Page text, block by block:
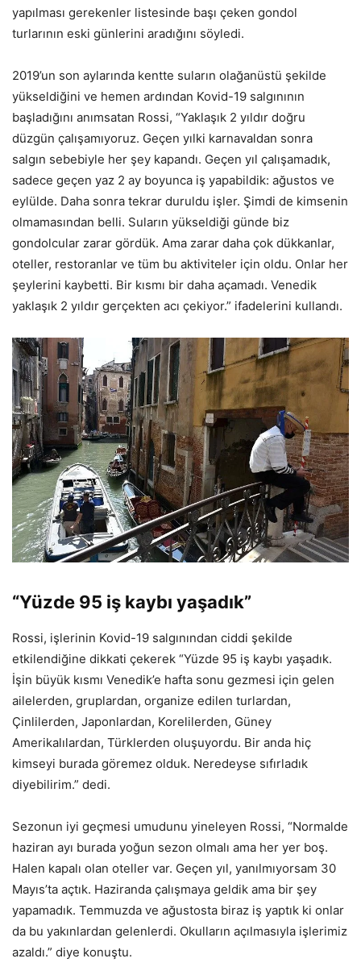
yapılması gerekenler listesinde başı çeken gondol
turlarının eski günlerini aradığını söyledi.
2019’un son aylarında kentte suların olağanüstü şekilde
yükseldiğini ve hemen ardından Kovid-19 salgınının
başladığını anımsatan Rossi, “Yaklaşık 2 yıldır doğru
düzgün çalışamıyoruz. Geçen yılki karnavaldan sonra
salgın sebebiyle her şey kapandı. Geçen yıl çalışamadık,
sadece geçen yaz 2 ay boyunca iş yapabildik: ağustos ve
eylülde. Daha sonra tekrar duruldu işler. Şimdi de kimsenin
olmamasından belli. Suların yükseldiği günde biz
gondolcular zarar gördük. Ama zarar daha çok dükkanlar,
oteller, restoranlar ve tüm bu aktiviteler için oldu. Onlar her
şeylerini kaybetti. Bir kısmı bir daha açamadı. Venedik
yaklaşık 2 yıldır gerçekten acı çekiyor.” ifadelerini kullandı.
“Yüzde 95 iş kaybı yaşadık”
Rossi, işlerinin Kovid-19 salgınından ciddi şekilde
etkilendiğine dikkati çekerek “Yüzde 95 iş kaybı yaşadık.
İşin büyük kısmı Venedik’e hafta sonu gezmesi için gelen
ailelerden, gruplardan, organize edilen turlardan,
Çinlilerden, Japonlardan, Korelilerden, Güney
Amerikalılardan, Türklerden oluşuyordu. Bir anda hiç
kimseyi burada göremez olduk. Neredeyse sıfırladık
diyebilirim.” dedi.
Sezonun iyi geçmesi umudunu yineleyen Rossi, “Normalde
haziran ayı burada yoğun sezon olmalı ama her yer boş.
Halen kapalı olan oteller var. Geçen yıl, yanılmıyorsam 30
Mayıs’ta açtık. Haziranda çalışmaya geldik ama bir şey
yapamadık. Temmuzda ve ağustosta biraz iş yaptık ki onlar
da bu yakınlardan gelenlerdi. Okulların açılmasıyla işlerimiz
azaldı.” diye konuştu.